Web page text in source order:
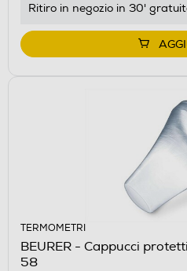
Ritiro in negozio in 30'
TERMOMETRI
BEURER - Cappucci
58